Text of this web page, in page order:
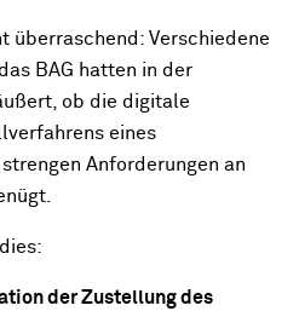
überraschend: Verschiedene
BAG hatten in der
ob die digitale
eines
Anforderungen an
der Zustellung des